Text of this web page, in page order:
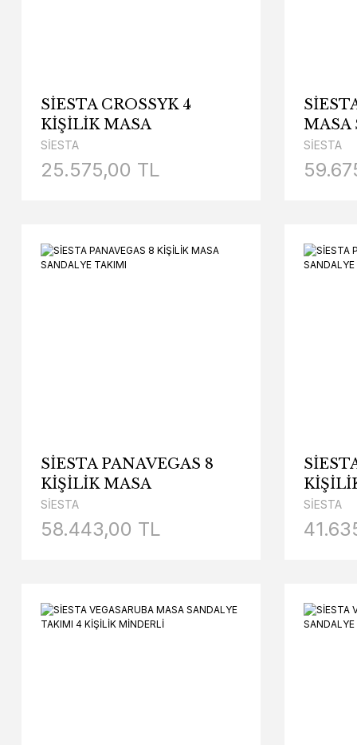
SİESTA CROSSYK 4
KİŞİLİK MASA
SANDALYE TAKIMI
SİESTA
25.575,00 TL
MASA
TAKIMI
SİESTA
SİESTA PANAVEGAS 8
KİŞİLİK MASA
SANDALYE TAKIMI
SİESTA
58.443,00 TL
SİESTA